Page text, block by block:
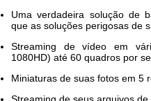
Uma verdadeira solução de
que as soluções perigosas de
Streaming de vídeo em
1080HD) até 60 quadros por
Miniaturas de suas fotos em 5